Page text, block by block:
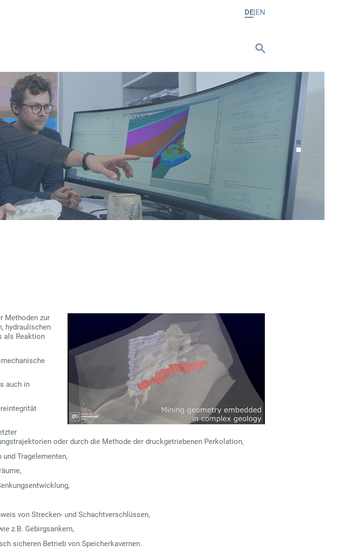
DE EN
Methoden zur
hydraulischen
als Reaktion
auch in
oder durch die Methode der druckgetriebenen Perkolation,
Tragelementen,
von Strecken- und Schachtverschlüssen,
z.B. Gebirgsankern,
sicheren Betrieb von Speicherkavernen.